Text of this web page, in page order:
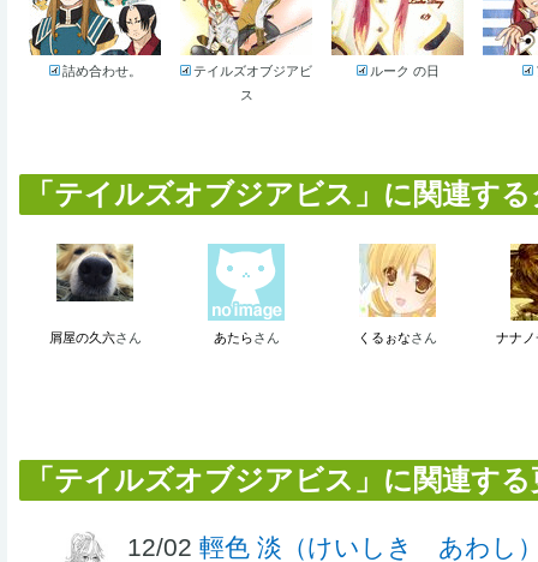
詰め合わせ。
テイルズオブジアビ
ス
ルーク の日
「テイルズオブジアビス」に関連す
屑屋の久六さん あたらさん くるぉなさん ナナ
「テイルズオブジアビス」に関連す
12/02 輕色 淡（けいしき あわし